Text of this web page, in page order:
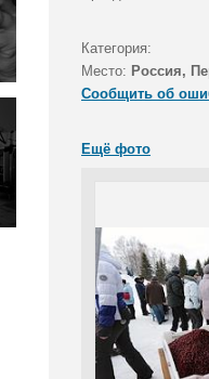
Категория:
Место: Россия,
Сообщить об
Ещё фото